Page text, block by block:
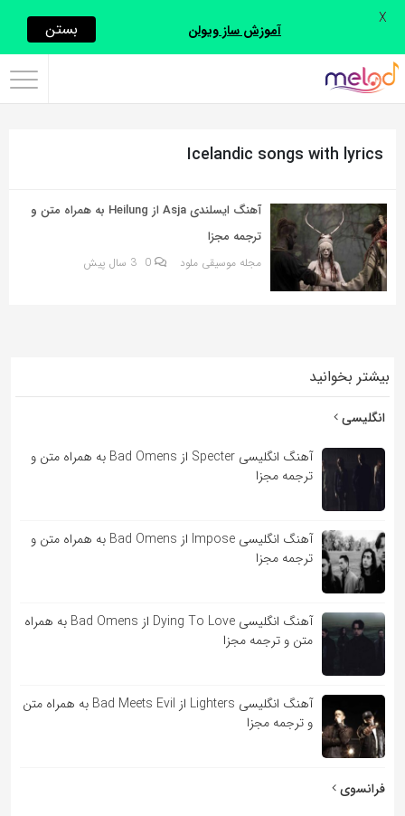
اشتراک
با
از
زیر
می‌توانید
این
صفحه
خود
به
بگذارید.
لینک
Icelandic songs with lyrics
آهنگ ایسلندی Asja از Heilung به همراه متن و
ترجمه مجزا
مجله موسیقی ملود 0 3 سال پیش
بیشتر بخوانید
انگلیسی
آهنگ انگلیسی Specter از Bad Omens به همراه متن و
ترجمه مجزا
آهنگ انگلیسی Impose از Bad Omens به همراه متن و
ترجمه مجزا
آهنگ انگلیسی Dying To Love از Bad Omens به همراه
متن و ترجمه مجزا
آهنگ انگلیسی Lighters از Bad Meets Evil به همراه متن
و ترجمه مجزا
فرانسوی
آموزش ساز ویولن بستن X